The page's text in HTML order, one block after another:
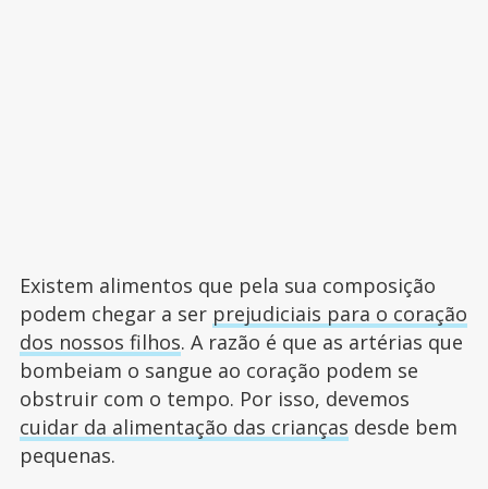
Existem alimentos que pela sua composição
podem chegar a ser prejudiciais para o coração
dos nossos filhos. A razão é que as artérias que
bombeiam o sangue ao coração podem se
obstruir com o tempo. Por isso, devemos
cuidar da alimentação das crianças desde bem
pequenas.